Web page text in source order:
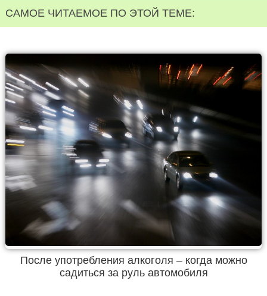
САМОЕ ЧИТАЕМОЕ ПО ЭТОЙ ТЕМЕ:
После употребления алкоголя – когда можно
садиться за руль автомобиля